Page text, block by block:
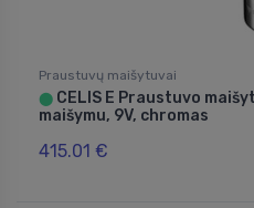
Praustuvų maišytuvai
⬤ CELIS E Praustuvo
maišymu, 9V, chromas
415.01 €